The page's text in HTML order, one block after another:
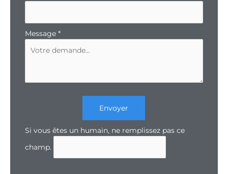
Message *
Envoyer
Si vous êtes un humain, ne remplissez pas ce
champ.